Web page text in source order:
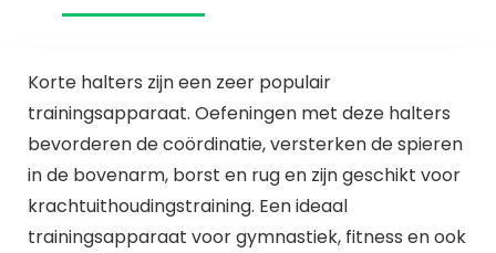
Korte halters zijn een zeer populair
trainingsapparaat. Oefeningen met deze halters
bevorderen de coördinatie, versterken de spieren
in de bovenarm, borst en rug en zijn geschikt voor
krachtuithoudingstraining. Een ideaal
trainingsapparaat voor gymnastiek, fitness en ook